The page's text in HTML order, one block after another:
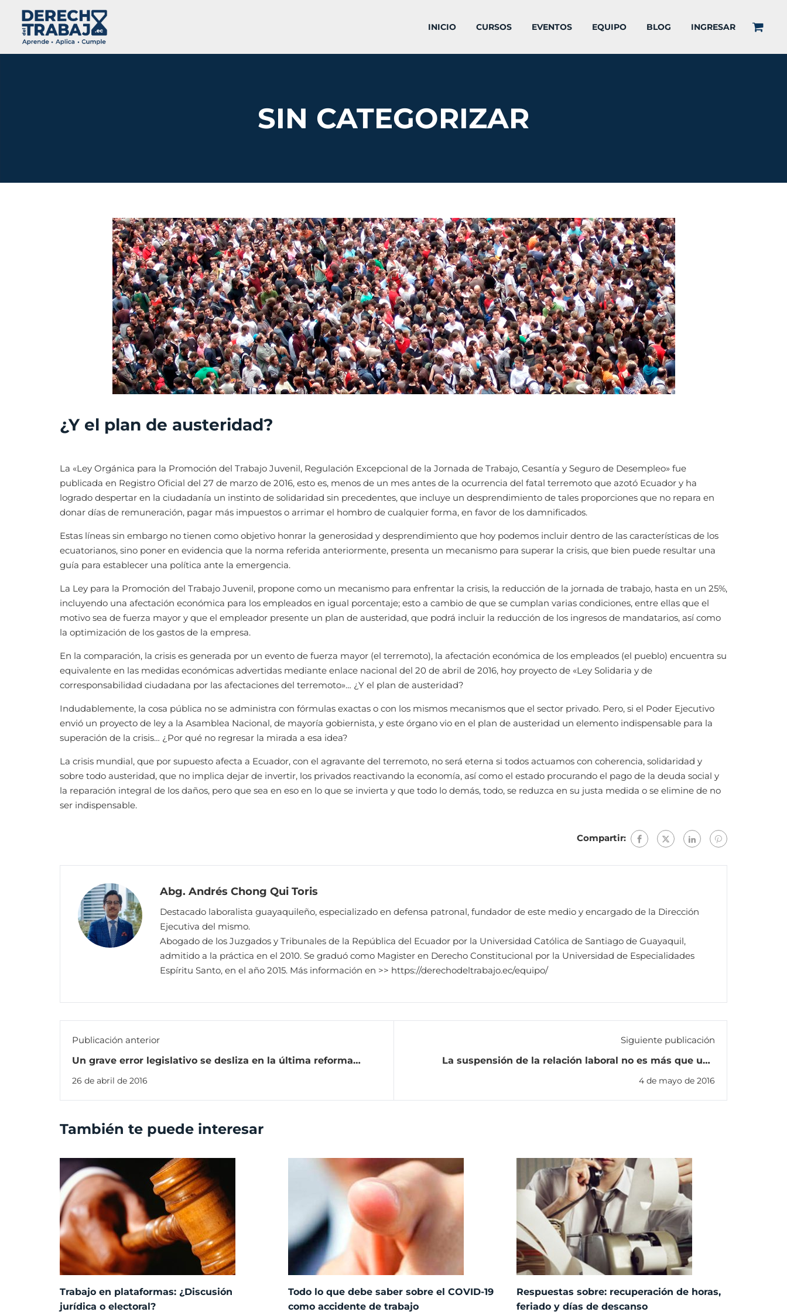
INICIO CURSOS EVENTOS EQUIPO BLOG INGRESAR
SIN CATEGORIZAR
¿Y el plan de austeridad?
La «Ley Orgánica para la Promoción del Trabajo Juvenil, Regulación Excepcional de la Jornada de Trabajo, Cesantía y Seguro de Desempleo» fue
publicada en Registro Oficial del 27 de marzo de 2016, esto es, menos de un mes antes de la ocurrencia del fatal terremoto que azotó Ecuador y ha
logrado despertar en la ciudadanía un instinto de solidaridad sin precedentes, que incluye un desprendimiento de tales proporciones que no repara en
donar días de remuneración, pagar más impuestos o arrimar el hombro de cualquier forma, en favor de los damnificados.
Estas líneas sin embargo no tienen como objetivo honrar la generosidad y desprendimiento que hoy podemos incluir dentro de las características de los
ecuatorianos, sino poner en evidencia que la norma referida anteriormente, presenta un mecanismo para superar la crisis, que bien puede resultar una
guía para establecer una política ante la emergencia.
La Ley para la Promoción del Trabajo Juvenil, propone como un mecanismo para enfrentar la crisis, la reducción de la jornada de trabajo, hasta en un 25%,
incluyendo una afectación económica para los empleados en igual porcentaje; esto a cambio de que se cumplan varias condiciones, entre ellas que el
motivo sea de fuerza mayor y que el empleador presente un plan de austeridad, que podrá incluir la reducción de los ingresos de mandatarios, así como
la optimización de los gastos de la empresa.
En la comparación, la crisis es generada por un evento de fuerza mayor (el terremoto), la afectación económica de los empleados (el pueblo) encuentra su
equivalente en las medidas económicas advertidas mediante enlace nacional del 20 de abril de 2016, hoy proyecto de «Ley Solidaria y de
corresponsabilidad ciudadana por las afectaciones del terremoto»… ¿Y el plan de austeridad?
Indudablemente, la cosa pública no se administra con fórmulas exactas o con los mismos mecanismos que el sector privado. Pero, si el Poder Ejecutivo
envió un proyecto de ley a la Asamblea Nacional, de mayoría gobiernista, y este órgano vio en el plan de austeridad un elemento indispensable para la
superación de la crisis… ¿Por qué no regresar la mirada a esa idea?
La crisis mundial, que por supuesto afecta a Ecuador, con el agravante del terremoto, no será eterna si todos actuamos con coherencia, solidaridad y
sobre todo austeridad, que no implica dejar de invertir, los privados reactivando la economía, así como el estado procurando el pago de la deuda social y
la reparación integral de los daños, pero que sea en eso en lo que se invierta y que todo lo demás, todo, se reduzca en su justa medida o se elimine de no
ser indispensable.
Compartir:
Abg. Andrés Chong Qui Toris
Destacado laboralista guayaquileño, especializado en defensa patronal, fundador de este medio y encargado de la Dirección
Ejecutiva del mismo.
Abogado de los Juzgados y Tribunales de la República del Ecuador por la Universidad Católica de Santiago de Guayaquil,
admitido a la práctica en el 2010. Se graduó como Magister en Derecho Constitucional por la Universidad de Especialidades
Espíritu Santo, en el año 2015. Más información en >> https://derechodeltrabajo.ec/equipo/
Publicación anterior
Un grave error legislativo se desliza en la última reforma
laboral
26 de abril de 2016
Siguiente publicación
La suspensión de la relación laboral no es más que una
sugerencia
4 de mayo de 2016
También te puede interesar
Trabajo en plataformas: ¿Discusión
jurídica o electoral?
Todo lo que debe saber sobre el COVID-19
como accidente de trabajo
Respuestas sobre: recuperación de horas,
feriado y días de descanso